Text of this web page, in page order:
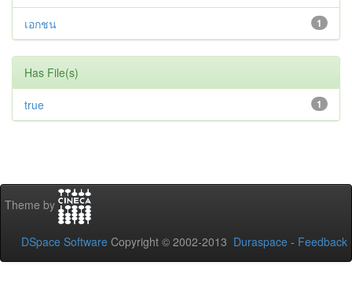
1
เอกชน
Has File(s)
1
true
Theme by
DSpace Software Copyright © 2002-2013 Duraspace - Feedback